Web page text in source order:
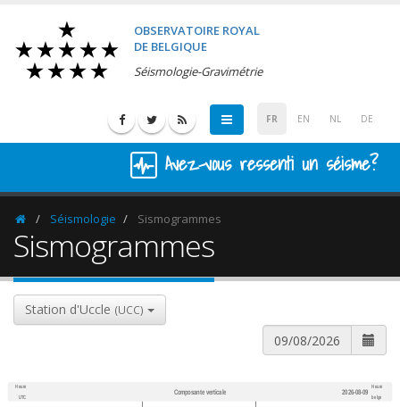
OBSERVATOIRE ROYAL
DE BELGIQUE
Séismologie-Gravimétrie
FR EN NL DE
Avez-vous ressenti un séisme?
HomepageSéismologie Sismogrammes
Sismogrammes
Station d'Uccle (UCC)
Heure
UTC
Composante verticale 2026-08-09
Heure
belge